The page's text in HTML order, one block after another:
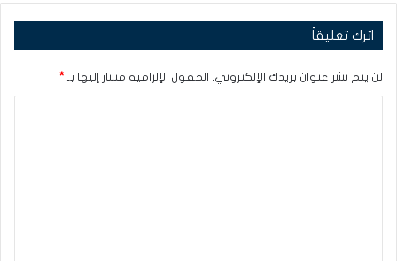
اترك تعليقاً
لن يتم نشر عنوان بريدك الإلكتروني. الحقول الإلزامية مشار إليها بـ *